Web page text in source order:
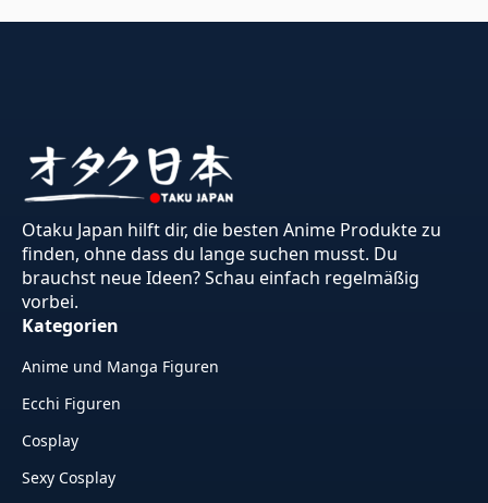
Otaku Japan hilft dir, die besten Anime Produkte zu
finden, ohne dass du lange suchen musst. Du
brauchst neue Ideen? Schau einfach regelmäßig
vorbei.
Kategorien
Anime und Manga Figuren
Ecchi Figuren
Cosplay
Sexy Cosplay